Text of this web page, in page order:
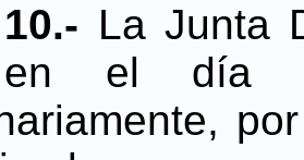
La Junta
en el día